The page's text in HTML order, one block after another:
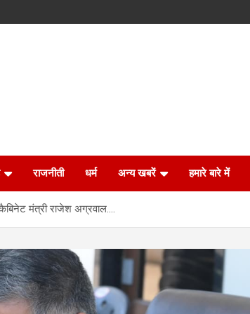
राजनीती धर्म अन्य खबरें हमारे बारे में
मंत्री राजेश अग्रवाल….